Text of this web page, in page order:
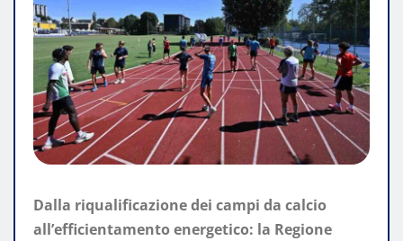
Dalla riqualificazione dei campi da calcio
all’efficientamento energetico: la Regione